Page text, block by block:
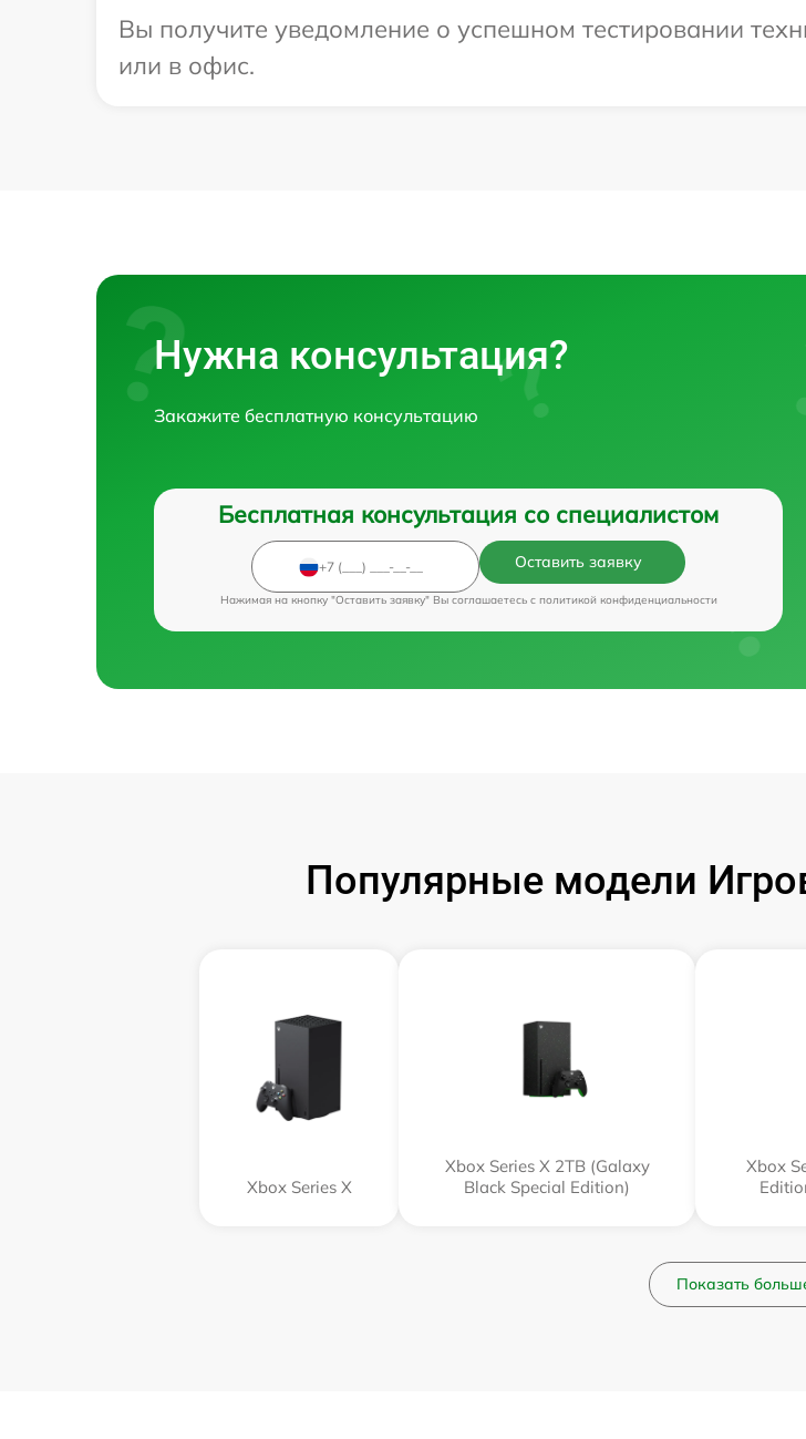
Вы получите уведомление о успешном тестировании
или в офис.
Нужна консультация?
Закажите бесплатную консультацию
Бесплатная консультация со специалистом
Оставить заявку
Нажимая на кнопку "Оставить заявку" Вы соглашаетесь c политикой конфиденциальности
Популярные модели
Xbox Series X
Xbox Series X 2TB (Galaxy
Black Special Edition)
Xbox
Показать